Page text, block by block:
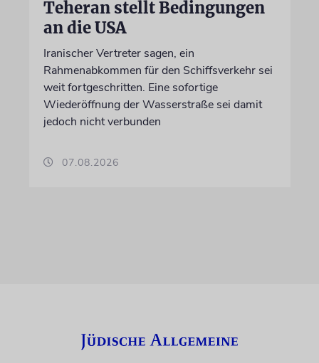
Teheran stellt Bedingungen
an die USA
Iranischer Vertreter sagen, ein
Rahmenabkommen für den Schiffsverkehr sei
weit fortgeschritten. Eine sofortige
Wiederöffnung der Wasserstraße sei damit
jedoch nicht verbunden
07.08.2026